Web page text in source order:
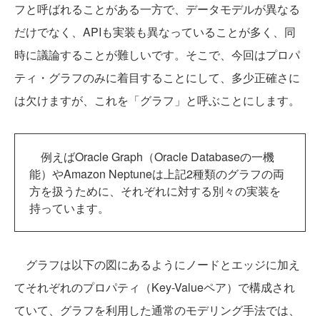
フと呼ばれることがある一方で、データモデルが異なる
だけでなく、APIも実装も異なっていることが多く、同
時に議論することが難しいです。そこで、今回はプロパ
ティ・グラフのみに着目することにして、多少正確さに
は欠けますが、これを「グラフ」と呼ぶことにします。
例えばOracle Graph（Oracle Databaseの一機
能）やAmazon Neptuneは上記2種類のグラフの両
方を扱うために、それぞれに対する別々の実装を
持っています。
グラフは以下の図にあるようにノードとエッジに加え
てそれぞれのプロパティ（Key-Valueペア）で構成され
ていて、グラフを利用した通常のモデリング手法では、